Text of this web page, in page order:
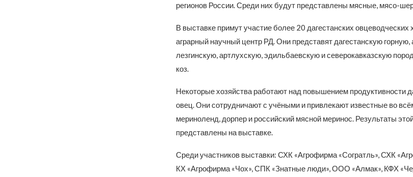
регионов России. Среди них будут представлены мясные, мясо-
В выставке примут участие более 20 дагестанских
аграрный научный центр РД. Они представят дагестанскую
лезгинскую, артлухскую, эдильбаевскую и северокавказскую
коз.
Некоторые хозяйства работают над повышением продуктивности
овец. Они сотрудничают с учёными и привлекают известные во
мериноленд, дорпер и российский мясной меринос. Результаты
представлены на выставке.
Среди участников выставки: СХК «Агрофирма «Согратль», СХК
КХ «Агрофирма «Чох», СПК «Знатные люди», ООО «Алмак», КФХ